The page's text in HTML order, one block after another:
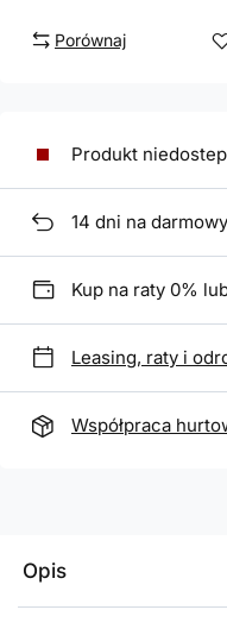
Porównaj
Produkt
14 dni na
Kup na raty 0%
Leasing, raty i
Współpraca
Opis